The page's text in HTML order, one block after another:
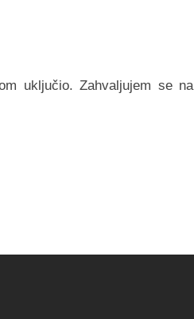
uključio. Zahvaljujem se na